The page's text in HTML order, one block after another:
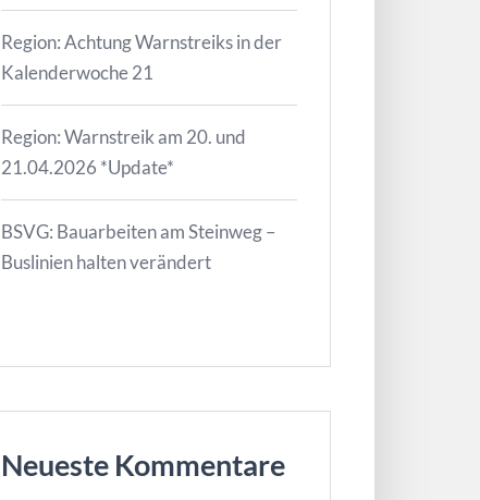
Region: Achtung Warnstreiks in der
Kalenderwoche 21
Region: Warnstreik am 20. und
21.04.2026 *Update*
BSVG: Bauarbeiten am Steinweg –
Buslinien halten verändert
Neueste Kommentare